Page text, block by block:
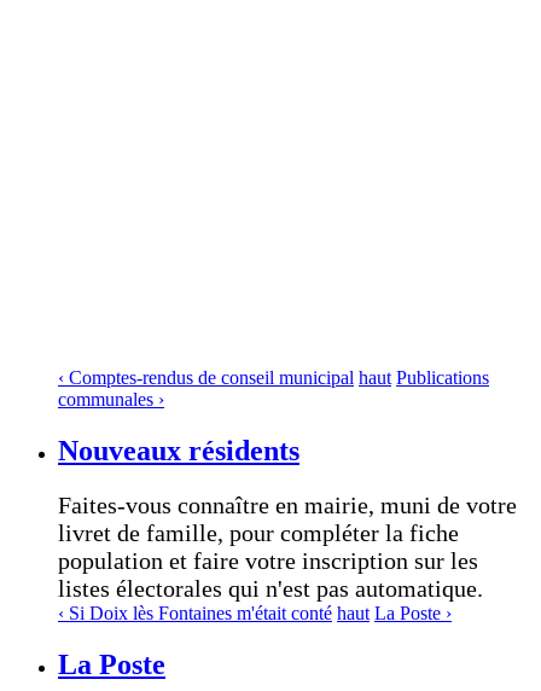
‹ Comptes-rendus de conseil municipal haut Publications
communales ›
Nouveaux résidents
Faites-vous connaître en mairie, muni de votre
livret de famille, pour compléter la fiche
population et faire votre inscription sur les
listes électorales qui n'est pas automatique.
‹ Si Doix lès Fontaines m'était conté haut La Poste ›
La Poste